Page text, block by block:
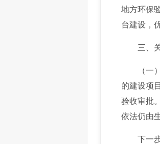
地方环保
台建设，
三、关
（一）
的建设项
验收审批
依法仍由
下一步